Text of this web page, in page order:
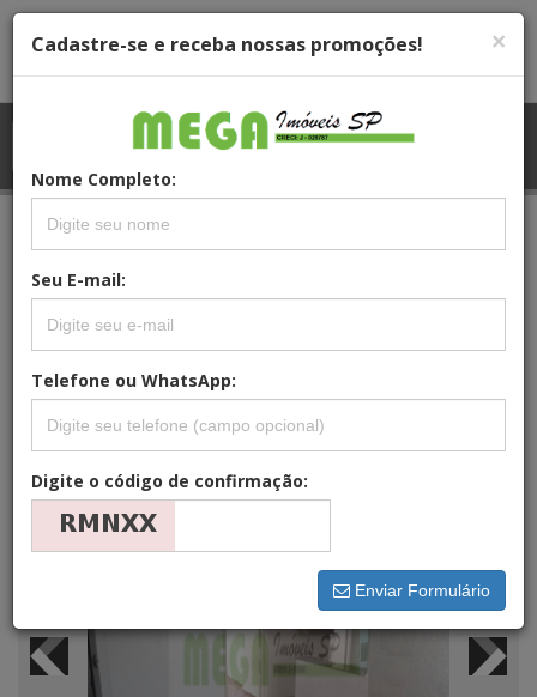
Menu Principal
REFERÊNCIA: AP-1228
APARTAMENTO, RESIDENCIAL PARA
VENDA, CONJUNTO RESIDENCIAL JOSÉ
×
Cadastre-se e receba nossas promoções!
Nome Completo:
Seu E-mail:
Telefone ou WhatsApp:
Digite o código de confirmação:
Enviar Formulário